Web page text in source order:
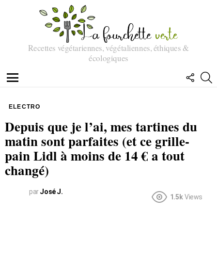
Recettes végétariennes, végétaliennes, éthiques &
écologiques
Menu
NOUS
ELECTRO
Depuis que je l’ai, mes tartines du
matin sont parfaites (et ce grille-
pain Lidl à moins de 14 € a tout
changé)
par José J.
1.5k Views